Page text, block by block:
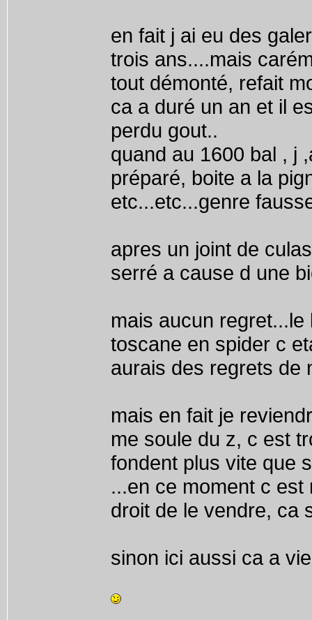
en fait j ai eu des
trois ans....mais
tout démonté, refait
ca a duré un an et il
perdu gout..
quand au 1600 bal , j
préparé, boite a la
etc...etc...genre
apres un joint de
serré a cause d une
mais aucun
toscane en spider c
aurais des regrets de
mais en fait je
me soule du z, c est
fondent plus vite que
...en ce moment c
droit de le vendre, ca
sinon ici aussi ca a